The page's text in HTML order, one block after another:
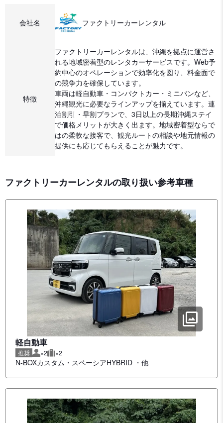
会社名 ファクトリーカーレンタル
特徴
ファクトリーカーレンタルは、沖縄を拠点に運営さ
れる地域密着型のレンタカーサービスです。Web予
約中心のオペレーションで効率化を図り、料金面で
の競争力を確保しています。
車両は軽自動車・コンパクトカー・ミニバンなど、
沖縄観光に必要なラインアップを揃えています。連
泊割引・早割プランで、3日以上の長期沖縄ステイ
で価格メリットが大きく出ます。地域密着型ならで
はの柔軟な接客で、観光ルートの相談や地元情報の
提供にも応じてもらえることが魅力です。
ファクトリーカーレンタルの取り扱い参考車種
軽自動車
推奨 推奨人数
×2 推奨荷物
×2
N-BOXカスタム スペーシアHYBRID 他